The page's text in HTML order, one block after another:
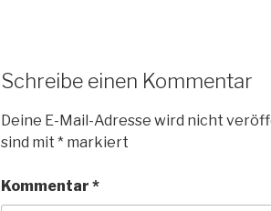
Schreibe einen Kommentar
Deine E-Mail-Adresse wird nicht
sind mit * markiert
Kommentar *